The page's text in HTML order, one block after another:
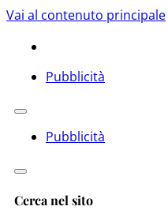
Vai al contenuto principale
Pubblicità
Pubblicità
Cerca nel sito